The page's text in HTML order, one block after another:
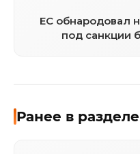
ЕС обнародовал
под санкции
Ранее в разделе